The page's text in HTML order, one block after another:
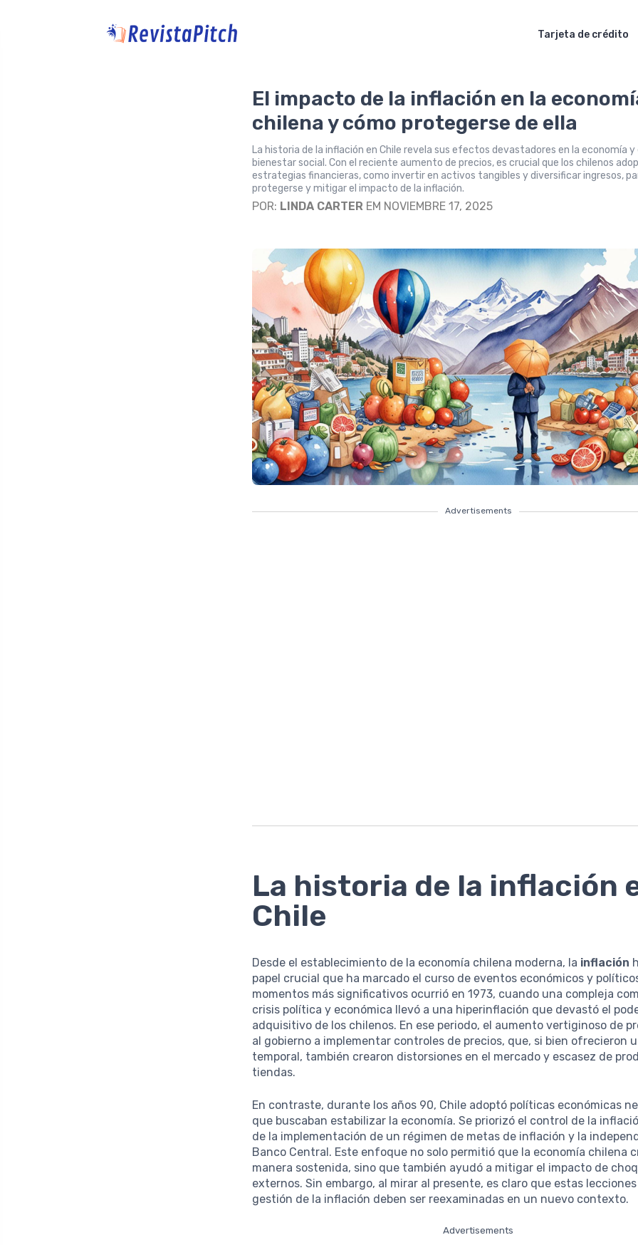
Tarjeta de crédito
El impacto de la inflación en la
chilena y cómo protegerse de ella
La historia de la inflación en Chile revela sus efectos devastadores en la economía y
bienestar social. Con el reciente aumento de precios, es crucial que los chilenos
estrategias financieras, como invertir en activos tangibles y diversificar ingresos,
protegerse y mitigar el impacto de la inflación.
POR: LINDA CARTER EM NOVIEMBRE 17, 2025
Advertisements
La historia de la inflación
Chile
Desde el establecimiento de la economía chilena moderna, la inflación
papel crucial que ha marcado el curso de eventos económicos y
momentos más significativos ocurrió en 1973, cuando una compleja
crisis política y económica llevó a una hiperinflación que devastó el
adquisitivo de los chilenos. En ese periodo, el aumento vertiginoso de
al gobierno a implementar controles de precios, que, si bien ofrecieron
temporal, también crearon distorsiones en el mercado y escasez de
tiendas.
En contraste, durante los años 90, Chile adoptó políticas económicas
que buscaban estabilizar la economía. Se priorizó el control de la
de la implementación de un régimen de metas de inflación y la
Banco Central. Este enfoque no solo permitió que la economía chilena
manera sostenida, sino que también ayudó a mitigar el impacto de
externos. Sin embargo, al mirar al presente, es claro que estas
gestión de la inflación deben ser reexaminadas en un nuevo contexto.
Advertisements